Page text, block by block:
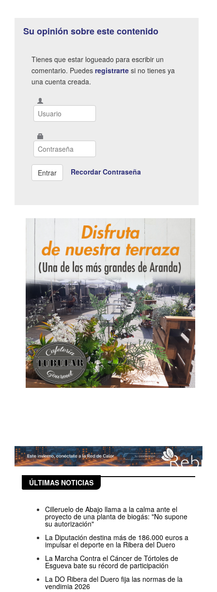
Su opinión sobre este contenido
Tienes que estar logueado para escribir un
comentario. Puedes registrarte si no tienes ya
una cuenta creada.
Recordar Contraseña
ÚLTIMAS NOTICIAS
Cilleruelo de Abajo llama a la calma ante el
proyecto de una planta de biogás: "No supone
su autorización"
La Diputación destina más de 186.000 euros a
impulsar el deporte en la Ribera del Duero
La Marcha Contra el Cáncer de Tórtoles de
Esgueva bate su récord de participación
La DO Ribera del Duero fija las normas de la
vendimia 2026